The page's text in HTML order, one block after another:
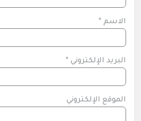
الاسم *
البريد الإلكتروني *
الموقع الإلكتروني